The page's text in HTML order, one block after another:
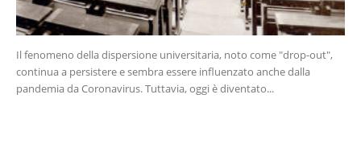
Il fenomeno della dispersione universitaria, noto come "drop-out",
continua a persistere e sembra essere influenzato anche dalla
pandemia da Coronavirus. Tuttavia, oggi è diventato...